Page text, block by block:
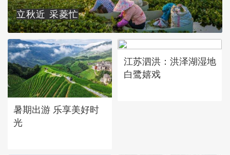
立秋近 采菱忙
暑期出游 乐享美好时
光
江苏泗洪：洪泽湖湿地
白鹭嬉戏